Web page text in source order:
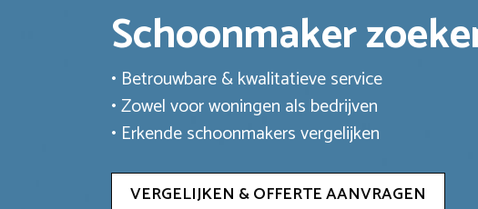
Schoonmaker
• Betrouwbare & kwalitatieve service
• Zowel voor woningen als bedrijven
• Erkende schoonmakers vergelijken
VERGELIJKEN & OFFERTE AANVRAGEN